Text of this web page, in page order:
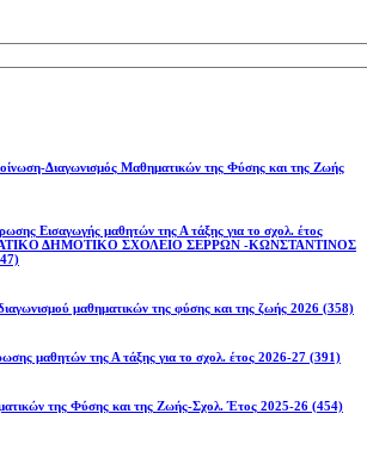
Διαγωνισμός Μαθηματικών της Φύσης και της Ζωής
Εισαγωγής μαθητών της Α τάξης για το σχολ. έτος
ΔΗΜΟΤΙΚΟ ΣΧΟΛΕΙΟ ΣΕΡΡΩΝ -ΚΩΝΣΤΑΝΤΙΝΟΣ
μαθηματικών της φύσης και της ζωής 2026 (358)
μαθητών της Α τάξης για το σχολ. έτος 2026-27 (391)
της Φύσης και της Ζωής-Σχολ. Έτος 2025-26 (454)